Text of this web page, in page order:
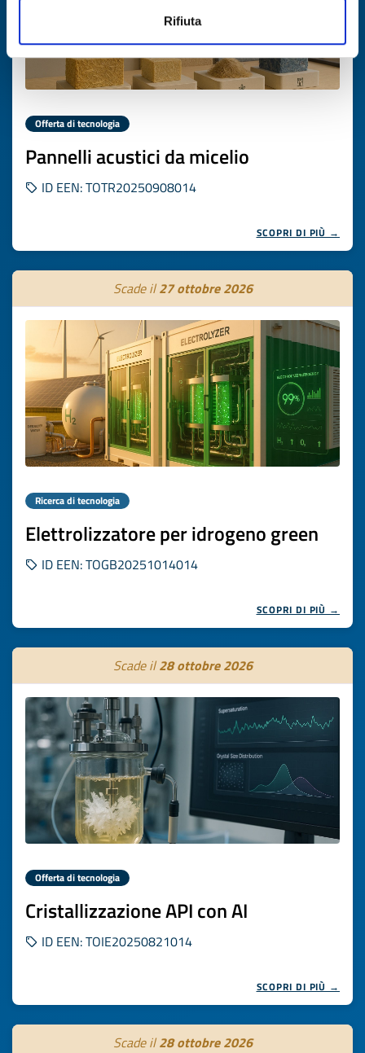
Rifiuta
Offerta di tecnologia
Pannelli acustici da micelio
ID EEN: TOTR20250908014
SCOPRI DI PIÙ →
Scade il27 ottobre 2026
Ricerca di tecnologia
Elettrolizzatore per idrogeno green
ID EEN: TOGB20251014014
SCOPRI DI PIÙ →
Scade il28 ottobre 2026
Offerta di tecnologia
Cristallizzazione API con AI
ID EEN: TOIE20250821014
SCOPRI DI PIÙ →
Scade il28 ottobre 2026